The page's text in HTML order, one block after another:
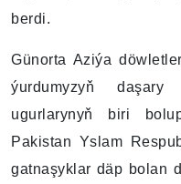
berdi.
Günorta Aziýa
ýurdumyzyň
ugurlarynyň biri
Pakistan Yslam
gatnaşyklar däp bolan